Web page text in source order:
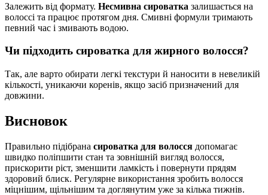
Залежить від формату. Несмивна сироватка залишається на
волоссі та працює протягом дня. Смивні формули тримають
певний час і змивають водою.
Чи підходить сироватка для жирного волосся?
Так, але варто обирати легкі текстури й наносити в невеликій
кількості, уникаючи коренів, якщо засіб призначений для
довжини.
Висновок
Правильно підібрана сироватка для волосся допомагає
швидко поліпшити стан та зовнішній вигляд волосся,
прискорити ріст, зменшити ламкість і повернути прядям
здоровий блиск. Регулярне використання зробить волосся
міцнішим, щільнішим та доглянутим уже за кілька тижнів.